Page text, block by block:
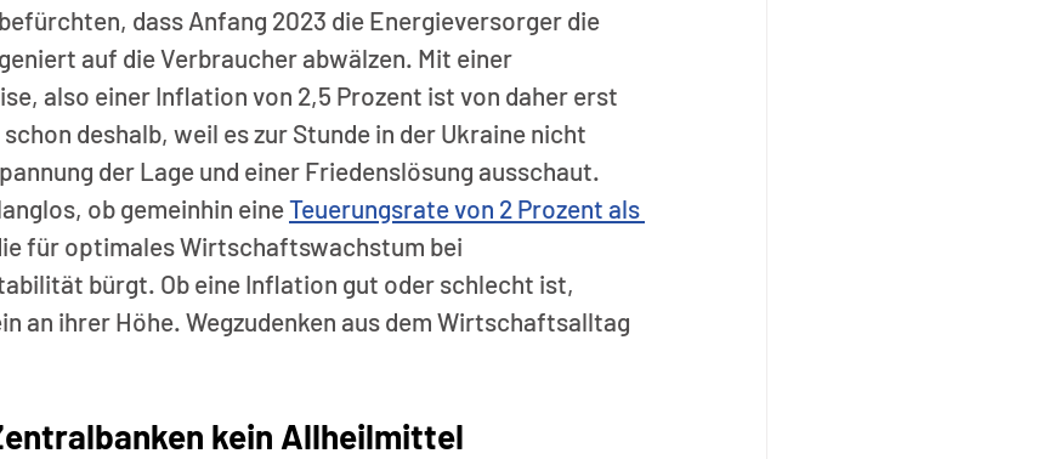
dass Anfang 2023 die Energieversorger die
auf die Verbraucher abwälzen. Mit einer
also einer Inflation von 2,5 Prozent ist von daher erst
deshalb, weil es zur Stunde in der Ukraine nicht
der Lage und einer Friedenslösung ausschaut.
ob gemeinhin eine Teuerungsrate von 2 Prozent als
für optimales Wirtschaftswachstum bei
bürgt. Ob eine Inflation gut oder schlecht ist,
an ihrer Höhe. Wegzudenken aus dem Wirtschaftsalltag
kein Allheilmittel